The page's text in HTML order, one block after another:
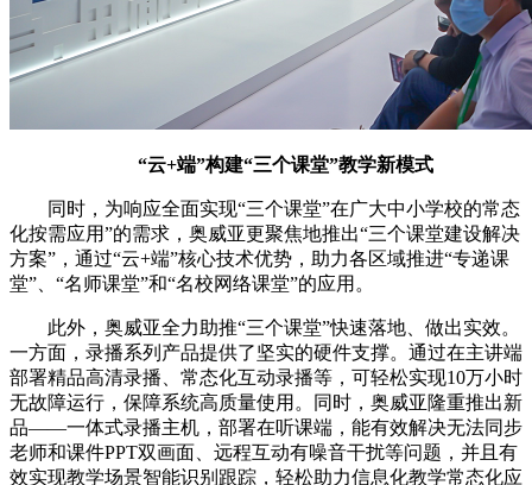
“云+端”构建“三个课堂”教学新模式
同时，为响应全面实现“三个课堂”在广大中小学校的常态
化按需应用”的需求，奥威亚更聚焦地推出“三个课堂建设解决
方案”，通过“云+端”核心技术优势，助力各区域推进“专递课
堂”、“名师课堂”和“名校网络课堂”的应用。
此外，奥威亚全力助推“三个课堂”快速落地、做出实效。
一方面，录播系列产品提供了坚实的硬件支撑。通过在主讲端
部署精品高清录播、常态化互动录播等，可轻松实现10万小时
无故障运行，保障系统高质量使用。同时，奥威亚隆重推出新
品——一体式录播主机，部署在听课端，能有效解决无法同步
老师和课件PPT双画面、远程互动有噪音干扰等问题，并且有
效实现教学场景智能识别跟踪，轻松助力信息化教学常态化应